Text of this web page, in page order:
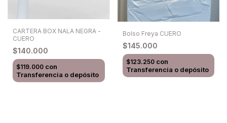
CARTERA BOX NALA NEGRA -
CUERO
$140.000
$119.000 con
Transferencia o depósito
Bolso Freya CUERO
$145.000
$123.250 con
Transferencia o depósito